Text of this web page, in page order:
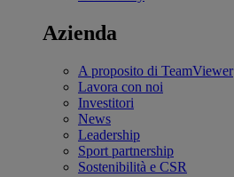
Azienda
A proposito di TeamViewer
Lavora con noi
Investitori
News
Leadership
Sport partnership
Sostenibilità e CSR